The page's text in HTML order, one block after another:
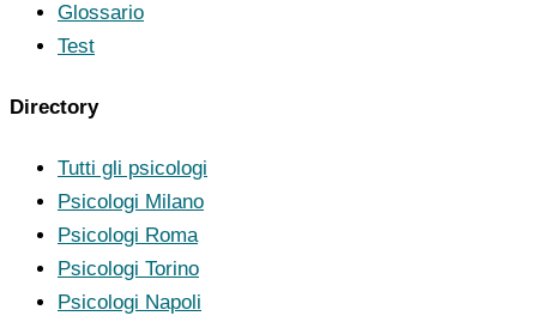
Glossario
Test
Directory
Tutti gli psicologi
Psicologi Milano
Psicologi Roma
Psicologi Torino
Psicologi Napoli